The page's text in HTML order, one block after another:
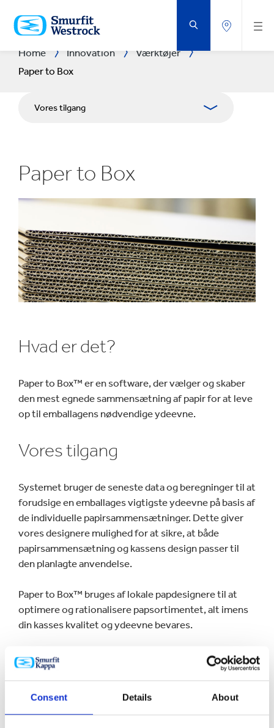
Consent Details About
DIREKTE
TIL
HOVEDINDHOLDET
Home Innovation
Værktøjer
Paper to Box
Vores tilgang
Forsknings- og udviklingscentre
Experience Centres
Værktøjer
Case studies
Paper to Box
Hvad er det?
Paper to Box™ er en software, der vælger og skaber
den mest egnede sammensætning af papir for at leve
op til emballagens nødvendige ydeevne.
Vores tilgang
Systemet bruger de seneste data og beregninger til at
forudsige en emballages vigtigste ydeevne på basis af
de individuelle papirsammensætninger. Dette giver
vores designere mulighed for at sikre, at både
papirsammensætning og kassens design passer til
den planlagte anvendelse.
Paper to Box™ bruges af lokale papdesignere til at
optimere og rationalisere papsortimentet, alt imens
din kasses kvalitet og ydeevne bevares.
Hvordan kan du få glæde af
det?